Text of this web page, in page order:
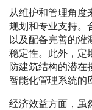
从维护和管理角度
规划和专业支持。
以及配备完善的灌
稳定性。此外，定
防建筑结构的潜在
智能化管理系统的
经济效益方面，虽